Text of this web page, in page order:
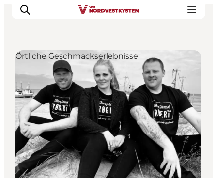
Urlaubsorte
Inspiration
Events
Unterkunft
Mach deine Urlaubsplanung
Örtliche Geschmackserlebnisse